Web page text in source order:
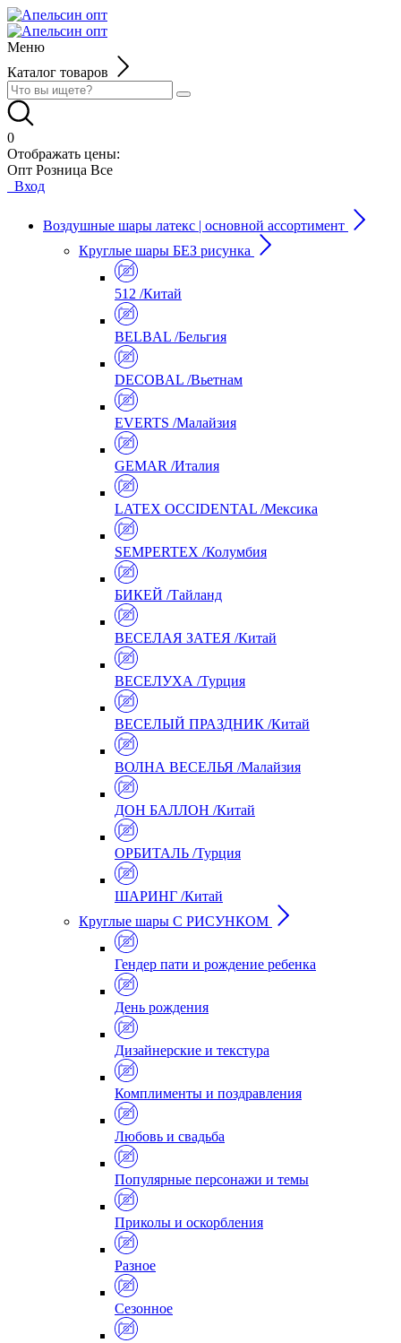
Меню
Каталог товаров
0
Отображать цены:
Опт Розница Все
Вход
Воздушные шары латекс | основной ассортимент
Круглые шары БЕЗ рисунка
512 /Китай
BELBAL /Бельгия
DECOBAL /Вьетнам
EVERTS /Малайзия
GEMAR /Италия
LATEX OCCIDENTAL /Мексика
SEMPERTEX /Колумбия
БИКЕЙ /Тайланд
ВЕСЕЛАЯ ЗАТЕЯ /Китай
ВЕСЕЛУХА /Турция
ВЕСЕЛЫЙ ПРАЗДНИК /Китай
ВОЛНА ВЕСЕЛЬЯ /Малайзия
ДОН БАЛЛОН /Китай
ОРБИТАЛЬ /Турция
ШАРИНГ /Китай
Круглые шары С РИСУНКОМ
Гендер пати и рождение ребенка
День рождения
Дизайнерские и текстура
Комплименты и поздравления
Любовь и свадьба
Популярные персонажи и темы
Приколы и оскорбления
Разное
Сезонное